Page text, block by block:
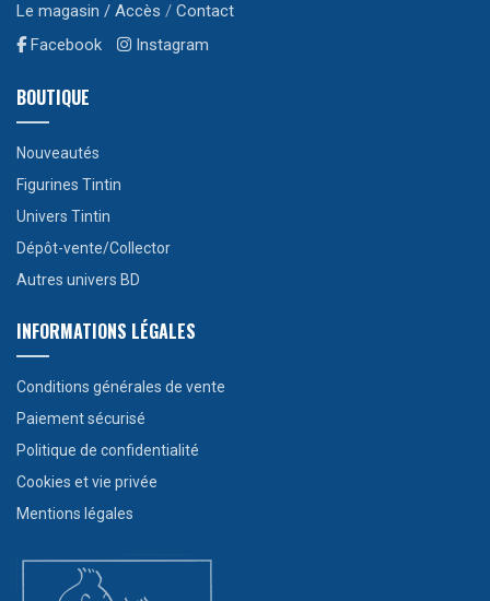
Le magasin / Accès / Contact
Facebook
Instagram
BOUTIQUE
Nouveautés
Figurines Tintin
Univers Tintin
Dépôt-vente/Collector
Autres univers BD
INFORMATIONS LÉGALES
Conditions générales de vente
Paiement sécurisé
Politique de confidentialité
Cookies et vie privée
Mentions légales